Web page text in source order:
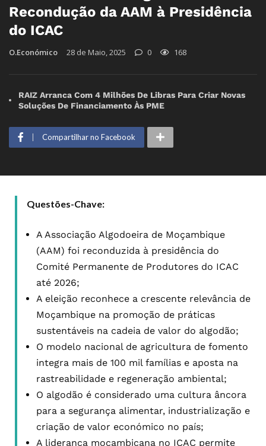
Recondução da AAM à Presidência
do ICAC
O.Económico 28 de Maio, 2025 0 168
RAIZ Arranca Com 4 Milhões De Libras Para Criar Novas
Soluções De Financiamento Às PME
Compartilhar no Facebook
Questões-Chave:
A Associação Algodoeira de Moçambique
(AAM) foi reconduzida à presidência do
Comité Permanente de Produtores do ICAC
até 2026;
A eleição reconhece a crescente relevância de
Moçambique na promoção de práticas
sustentáveis na cadeia de valor do algodão;
O modelo nacional de agricultura de fomento
integra mais de 100 mil famílias e aposta na
rastreabilidade e regeneração ambiental;
O algodão é considerado uma cultura âncora
para a segurança alimentar, industrialização e
criação de valor económico no país;
A liderança moçambicana no ICAC permite